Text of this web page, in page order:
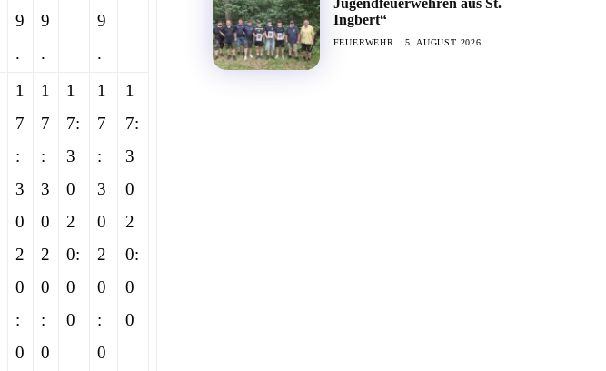
9
.
9
.
9
.
1
7
:
3
0
2
0
:
0
1
7
:
3
0
2
0
:
0
1
7:
3
0
2
0:
0
0
1
7
:
3
0
2
0
:
0
1
7:
3
0
2
0:
0
0
Jugendfeuerwehren aus St.
Ingbert“
FEUERWEHR 5. AUGUST 2026